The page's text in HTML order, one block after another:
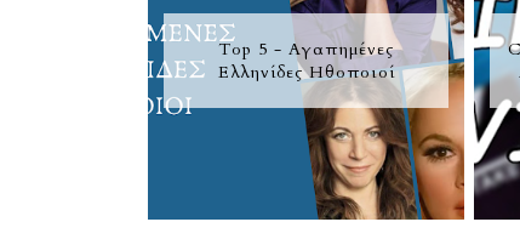
Τοp 5 - Αγαπημένες
Ελληνίδες Ηθοποιοί